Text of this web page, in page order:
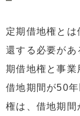
定期借地権とは
還する必要があ
期借地権と事業
借地期間が50
権は、借地期